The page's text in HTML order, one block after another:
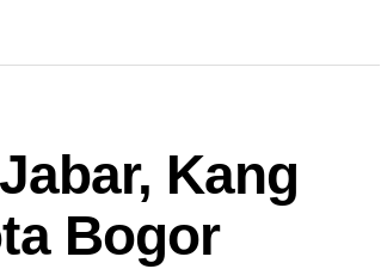
Kang
Bogor